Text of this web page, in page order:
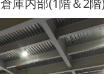
倉庫内部(1階＆2階